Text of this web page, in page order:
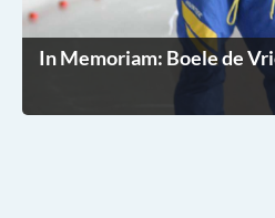
In Memoriam: Boele de